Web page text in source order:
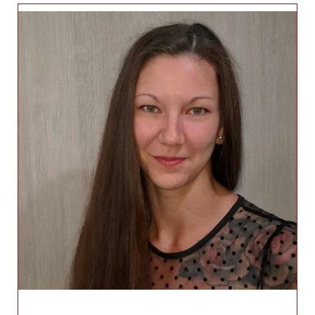
Szőke-Fábián Csilla (Sárvár, Celldömölk)
szoke-fabian.csilla@generalimail.hu